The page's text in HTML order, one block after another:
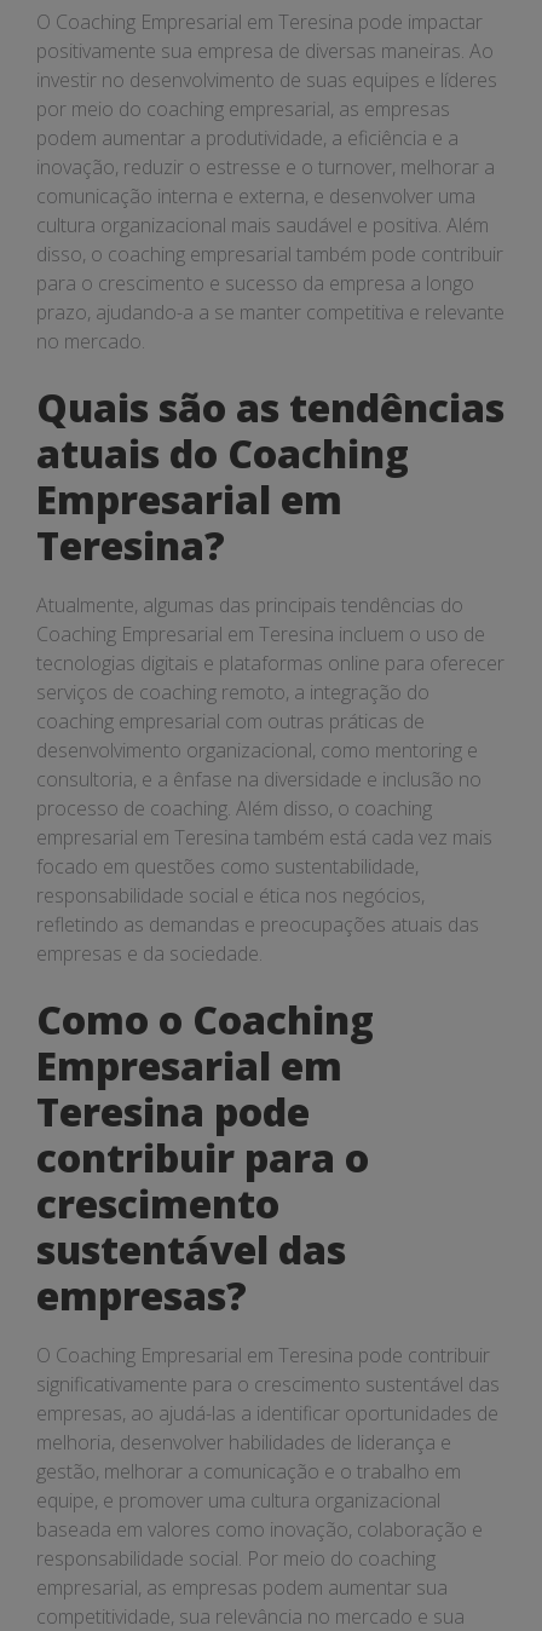
O Coaching Empresarial em Teresina pode impactar
positivamente sua empresa de diversas maneiras. Ao
investir no desenvolvimento de suas equipes e líderes
por meio do coaching empresarial, as empresas
podem aumentar a produtividade, a eficiência e a
inovação, reduzir o estresse e o turnover, melhorar a
comunicação interna e externa, e desenvolver uma
cultura organizacional mais saudável e positiva. Além
disso, o coaching empresarial também pode contribuir
para o crescimento e sucesso da empresa a longo
prazo, ajudando-a a se manter competitiva e relevante
no mercado.
Quais são as tendências
atuais do Coaching
Empresarial em
Teresina?
Atualmente, algumas das principais tendências do
Coaching Empresarial em Teresina incluem o uso de
tecnologias digitais e plataformas online para oferecer
serviços de coaching remoto, a integração do
coaching empresarial com outras práticas de
desenvolvimento organizacional, como mentoring e
consultoria, e a ênfase na diversidade e inclusão no
processo de coaching. Além disso, o coaching
empresarial em Teresina também está cada vez mais
focado em questões como sustentabilidade,
responsabilidade social e ética nos negócios,
refletindo as demandas e preocupações atuais das
empresas e da sociedade.
Como o Coaching
Empresarial em
Teresina pode
contribuir para o
crescimento
sustentável das
empresas?
O Coaching Empresarial em Teresina pode contribuir
significativamente para o crescimento sustentável das
empresas, ao ajudá-las a identificar oportunidades de
melhoria, desenvolver habilidades de liderança e
gestão, melhorar a comunicação e o trabalho em
equipe, e promover uma cultura organizacional
baseada em valores como inovação, colaboração e
responsabilidade social. Por meio do coaching
empresarial, as empresas podem aumentar sua
competitividade, sua relevância no mercado e sua